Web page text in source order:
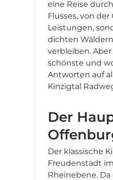
eine Reise
Flusses, von
Leistungen,
dichten
verbleiben.
schönste und
Antworten auf
Kinzigtal
Der
Der klassische
Freudenstadt
Rheinebene.